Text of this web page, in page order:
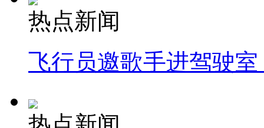
热点新闻
飞行员邀歌手进驾驶